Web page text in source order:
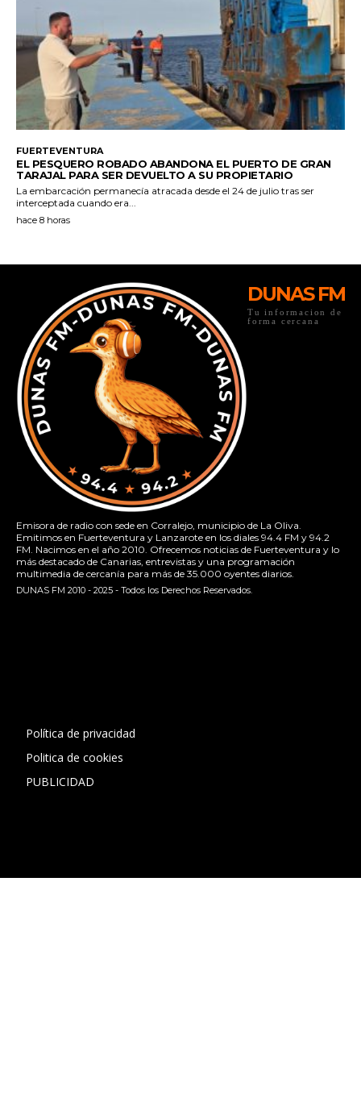
DUNAS FM
Tu informacion de
forma cercana
Emisora de radio con sede en Corralejo, municipio de La Oliva.
Emitimos en Fuerteventura y Lanzarote en los diales 94.4 FM y 94.2
FM. Nacimos en el año 2010. Ofrecemos noticias de Fuerteventura y lo
más destacado de Canarias, entrevistas y una programación
multimedia de cercanía para más de 35.000 oyentes diarios.
DUNAS FM 2010 - 2025 - Todos los Derechos Reservados.
Política de privacidad
Politica de cookies
PUBLICIDAD